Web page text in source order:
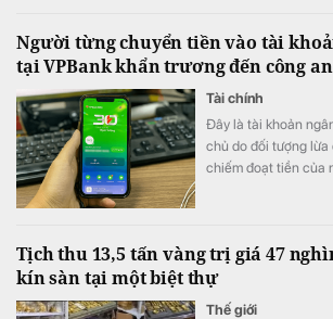
Người từng chuyển tiền vào tài
tại VPBank khẩn trương đến công
Tài chính
Đây là tài khoản
chủ do đối tượng lừa
chiếm đoạt tiền của
Tịch thu 13,5 tấn vàng trị giá 47
kín sàn tại một biệt thự
Thế giới